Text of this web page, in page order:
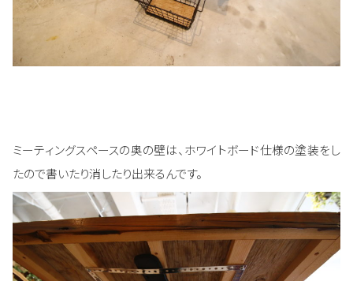
ミーティングスペースの奥の壁は、ホワイトボード仕様の塗装をし
たので書いたり消したり出来るんです。